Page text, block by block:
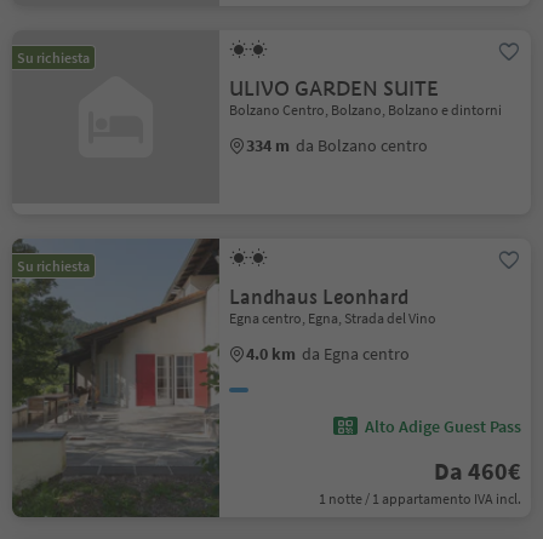
Su richiesta
ULIVO GARDEN SUITE
Bolzano Centro, Bolzano, Bolzano e dintorni
334 m da Bolzano centro
Su richiesta
Landhaus Leonhard
Egna centro, Egna, Strada del Vino
4.0 km da Egna centro
Alto Adige Guest Pass
Da 460€
1 notte / 1 appartamento IVA incl.